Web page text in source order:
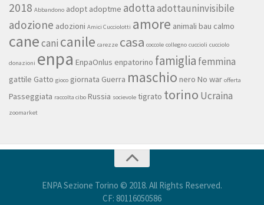
2018 Abbandono adopt adoptme adottaadottauninvisibile
adozione adozioni Amici Cucciolotti amore animali bau calmo
canecani canile carezze casa coccole collegno cuccioli cucciolo
donazioni enpa EnpaOnlus enpatorino famiglia femmina
gattile Gatto gioco giornata Guerra maschio nero No war offerta
Passeggiata raccolta cibo Russia socievole tigrato torino Ucraina
zoomarket
ENPA Sezione Torino © 2018. All Rights Reserved.
CF: 80116050586